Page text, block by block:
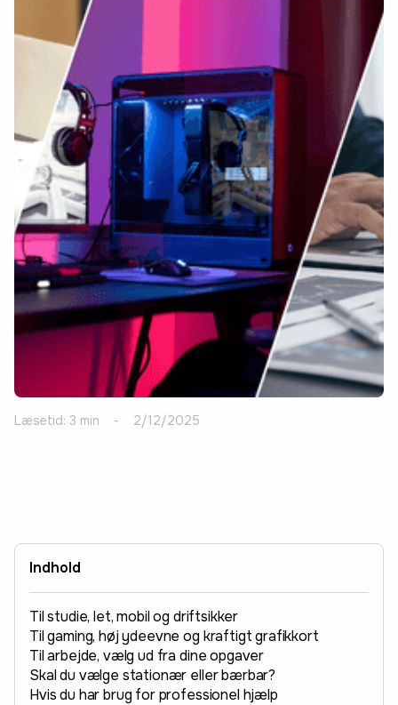
Læsetid: 3 min - 2/12/2025
Indhold
Til studie, let, mobil og driftsikker
Til gaming, høj ydeevne og kraftigt grafikkort
Til arbejde, vælg ud fra dine opgaver
Skal du vælge stationær eller bærbar?
Hvis du har brug for professionel hjælp